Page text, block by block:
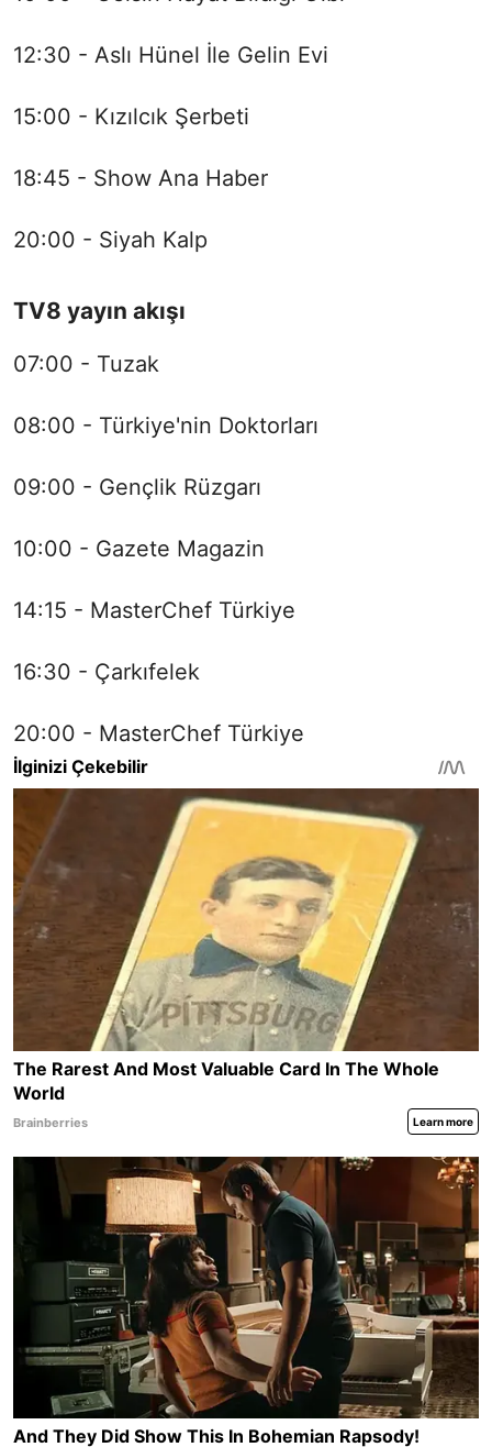
12:30 - Aslı Hünel İle Gelin Evi
15:00 - Kızılcık Şerbeti
18:45 - Show Ana Haber
20:00 - Siyah Kalp
TV8 yayın akışı
07:00 - Tuzak
08:00 - Türkiye'nin Doktorları
09:00 - Gençlik Rüzgarı
10:00 - Gazete Magazin
14:15 - MasterChef Türkiye
16:30 - Çarkıfelek
20:00 - MasterChef Türkiye